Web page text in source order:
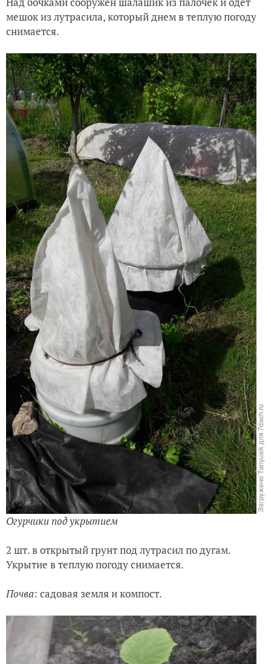
мешок из лутрасила, который днем в теплую погоду
снимается.
Огурчики под укрытием
2 шт. в открытый грунт под лутрасил по дугам.
Укрытие в теплую погоду снимается.
Почва: садовая земля и компост.